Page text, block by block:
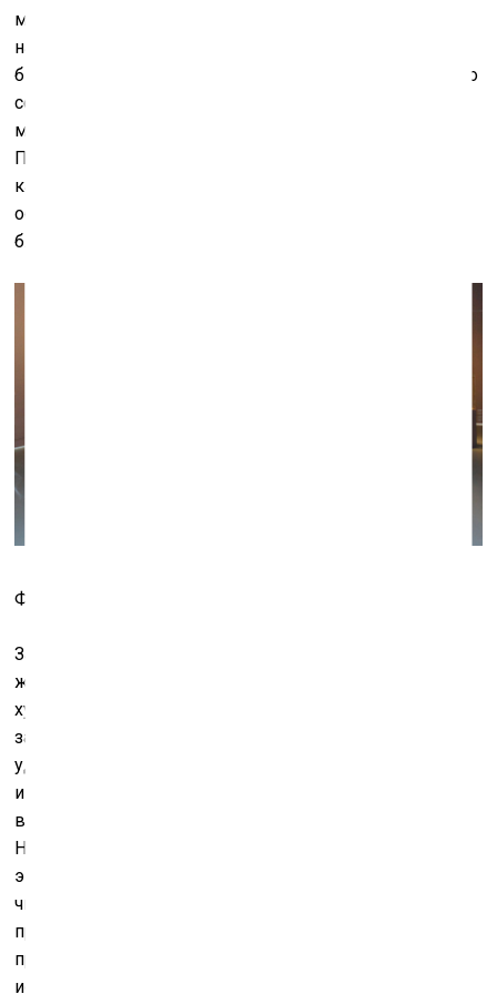
можно прочесть – «"Жизнь в шкафу" и "Туалет в углу"
напоминают на самом деле не просто об убогости
быта, но и о том, как в тесном пространстве советского
социума можно было уединиться, читать и слушать
музыку» – и тут же заметить, что в этом пассаже
Пиотровский смог проигнорировать знакомый
каждому запах отхожего места, но при этом метко
облёк в слова общероссийское ощущение самых
ближайших лет.
Фото: Государственный Эрмитаж
Залы третьего этажа раскрывают по преимуществу
живописца Кабакова. Что перед нами отличный
художник – не подлежит никакому сомнению, а
задаваясь вопросом, хороший ли он живописец, с
удивлением и радостью обнаруживаешь, как
интересно и сложно устроены его картины,
выполняющие в инсталляциях функциональную роль.
Никому, кроме него, не удалось уехать так далеко на
энергии средней советской художественной школы,
чья обезличенная манера требует не творческого
прогресса, а прилежного исполнения затверженных
правил. Соцреализм стал «вечным двигателем» его
искусства, потому что, в отличие от многих соц-